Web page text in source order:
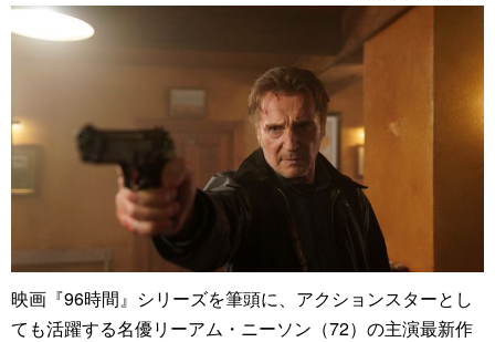
映画『96時間』シリーズを筆頭に、アクションスターとし
ても活躍する名優リーアム・ニーソン（72）の主演最新作